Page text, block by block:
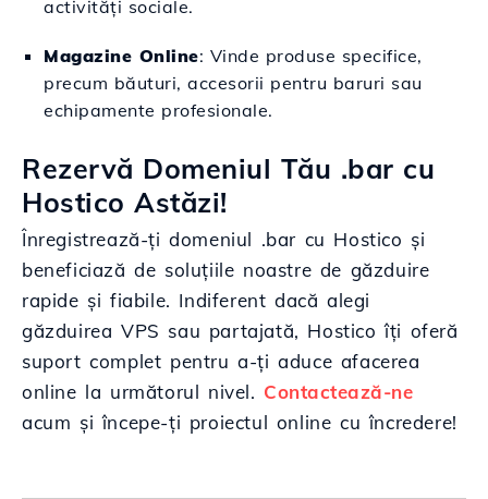
activități sociale.
Magazine Online: Vinde produse specifice,
precum băuturi, accesorii pentru baruri sau
echipamente profesionale.
Rezervă Domeniul Tău .bar cu
Hostico Astăzi!
Înregistrează-ți domeniul .bar cu Hostico și
beneficiază de soluțiile noastre de găzduire
rapide și fiabile. Indiferent dacă alegi
găzduirea VPS sau partajată, Hostico îți oferă
suport complet pentru a-ți aduce afacerea
online la următorul nivel. Contactează-ne
acum și începe-ți proiectul online cu încredere!